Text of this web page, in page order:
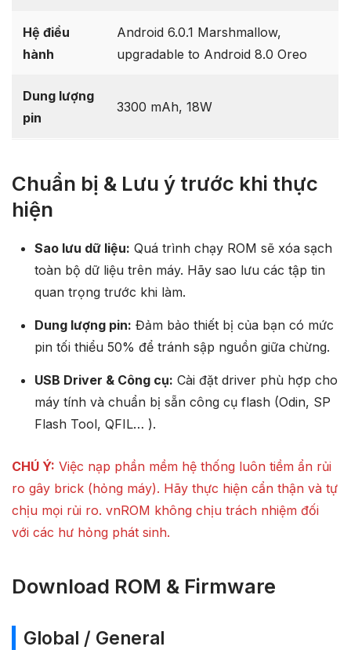
Hệ điều
hành
Android 6.0.1 Marshmallow,
upgradable to Android 8.0 Oreo
Dung lượng
pin
3300 mAh, 18W
Chuẩn bị & Lưu ý trước khi thực
hiện
Sao lưu dữ liệu: Quá trình chạy ROM sẽ xóa sạch
toàn bộ dữ liệu trên máy. Hãy sao lưu các tập tin
quan trọng trước khi làm.
Dung lượng pin: Đảm bảo thiết bị của bạn có mức
pin tối thiểu 50% để tránh sập nguồn giữa chừng.
USB Driver & Công cụ: Cài đặt driver phù hợp cho
máy tính và chuẩn bị sẵn công cụ flash (Odin, SP
Flash Tool, QFIL… ).
CHÚ Ý: Việc nạp phần mềm hệ thống luôn tiềm ẩn rủi
ro gây brick (hỏng máy). Hãy thực hiện cẩn thận và tự
chịu mọi rủi ro. vnROM không chịu trách nhiệm đối
với các hư hỏng phát sinh.
Download ROM & Firmware
Global / General